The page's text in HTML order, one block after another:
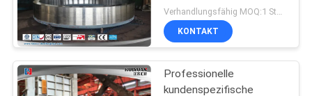
Verhandlungsfähig MOQ:1 Stück
KONTAKT
Professionelle
kundenspezifische